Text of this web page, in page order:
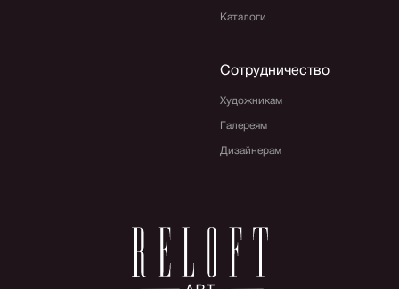
Каталоги
Сотрудничество
Художникам
Галереям
Дизайнерам